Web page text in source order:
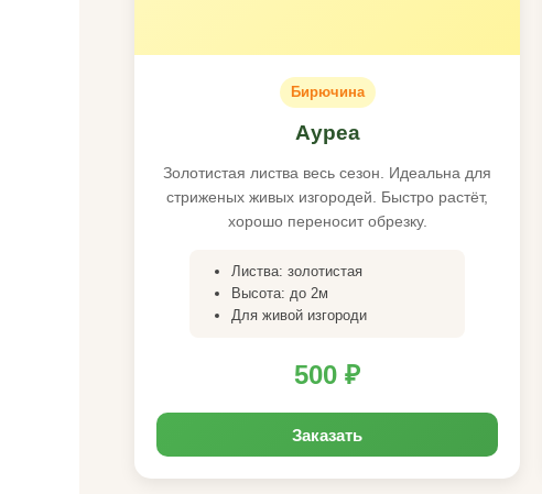
Бирючина
Ауреа
Золотистая листва весь сезон. Идеальна для
стриженых живых изгородей. Быстро растёт,
хорошо переносит обрезку.
Листва: золотистая
Высота: до 2м
Для живой изгороди
500 ₽
Заказать